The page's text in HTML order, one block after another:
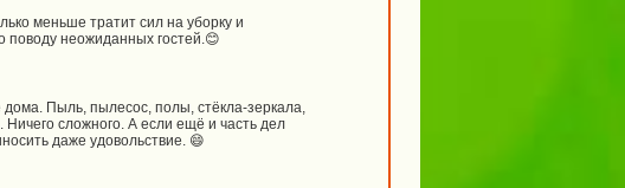
меньше тратит сил на уборку и
поводу неожиданных гостей.😊
Пыль, пылесос, полы, стёкла-зеркала,
сложного. А если ещё и часть дел
даже удовольствие. 😄